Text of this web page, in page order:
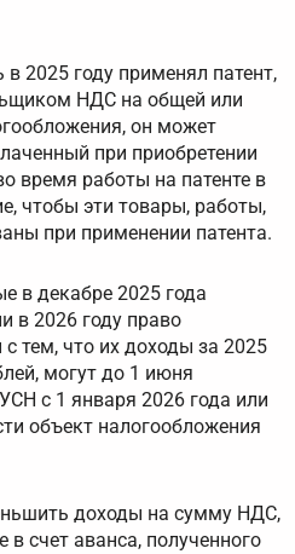
2025 году применял патент,
НДС на общей или
он может
при приобретении
время работы на патенте в
чтобы эти товары, работы,
при применении патента.
в декабре 2025 года
в 2026 году право
тем, что их доходы за 2025
могут до 1 июня
с 1 января 2026 года или
объект налогообложения
доходы на сумму НДС,
в счет аванса, полученного